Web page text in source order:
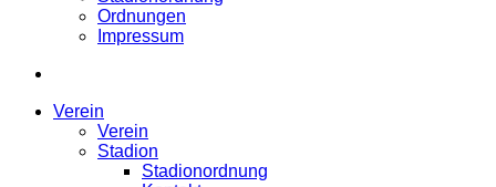
Ordnungen
Impressum
Verein
Verein
Stadion
Stadionordnung